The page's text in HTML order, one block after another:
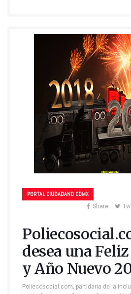
PORTAL CIUDADANO CDMX
Share
desea una
y Año Nuevo
Poliecosocial.com, partidaria de la